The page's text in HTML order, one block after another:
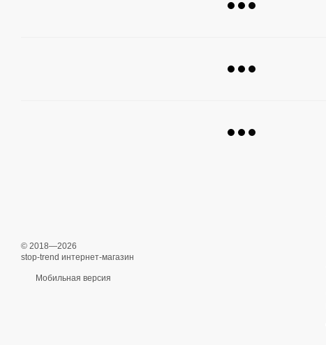
© 2018—2026
stop-trend интернет-магазин
Мобильная версия